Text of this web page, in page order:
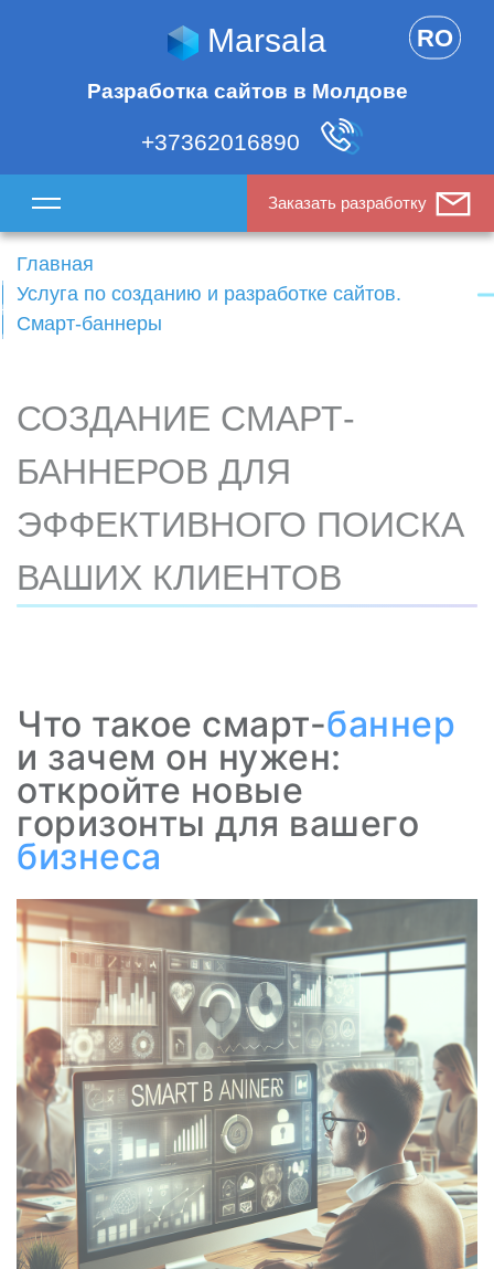
Marsala
Разработка сайтов в Молдове
+37362016890
RO
Заказать разработку
Главная
Услуга по созданию и разработке сайтов.
Смарт-баннеры
СОЗДАНИЕ СМАРТ-
БАННЕРОВ ДЛЯ
ЭФФЕКТИВНОГО ПОИСКА
ВАШИХ КЛИЕНТОВ
Что такое смарт-баннер
и зачем он нужен:
откройте новые
горизонты для вашего
бизнеса